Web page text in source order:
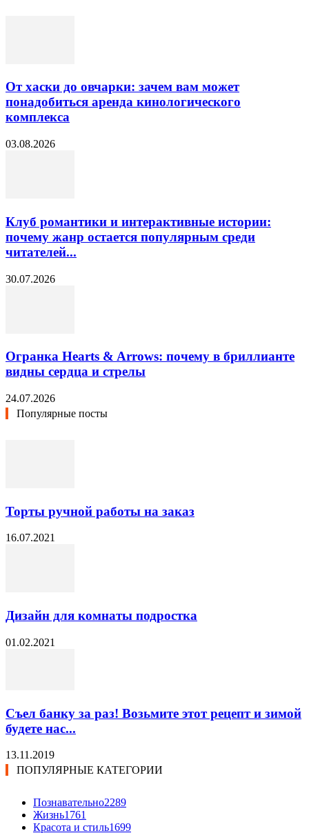
От хаски до овчарки: зачем вам может
понадобиться аренда кинологического
комплекса
03.08.2026
Клуб романтики и интерактивные истории:
почему жанр остается популярным среди
читателей...
30.07.2026
Огранка Hearts & Arrows: почему в бриллианте
видны сердца и стрелы
24.07.2026
Популярные посты
Торты ручной работы на заказ
16.07.2021
Дизайн для комнаты подростка
01.02.2021
Съел банку за раз! Возьмите этот рецепт и зимой
будете нас...
13.11.2019
ПОПУЛЯРНЫЕ КАТЕГОРИИ
Познавательно2289
Жизнь1761
Красота и стиль1699